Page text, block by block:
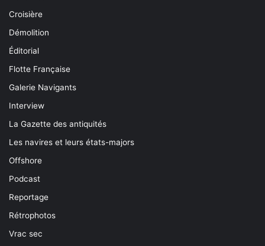
Croisière
Démolition
Éditorial
Flotte Française
Galerie Navigants
Interview
La Gazette des antiquités
Les navires et leurs états-majors
Offshore
Podcast
Reportage
Rétrophotos
Vrac sec